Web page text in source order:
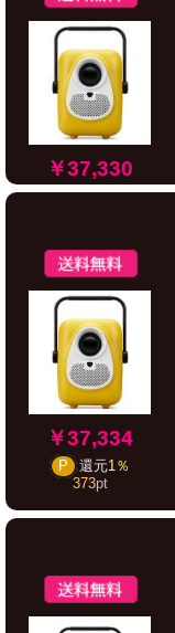
￥37,330
￥37,334
P 還元1％
373pt